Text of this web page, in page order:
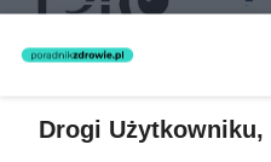
Drogi Użytkowniku,